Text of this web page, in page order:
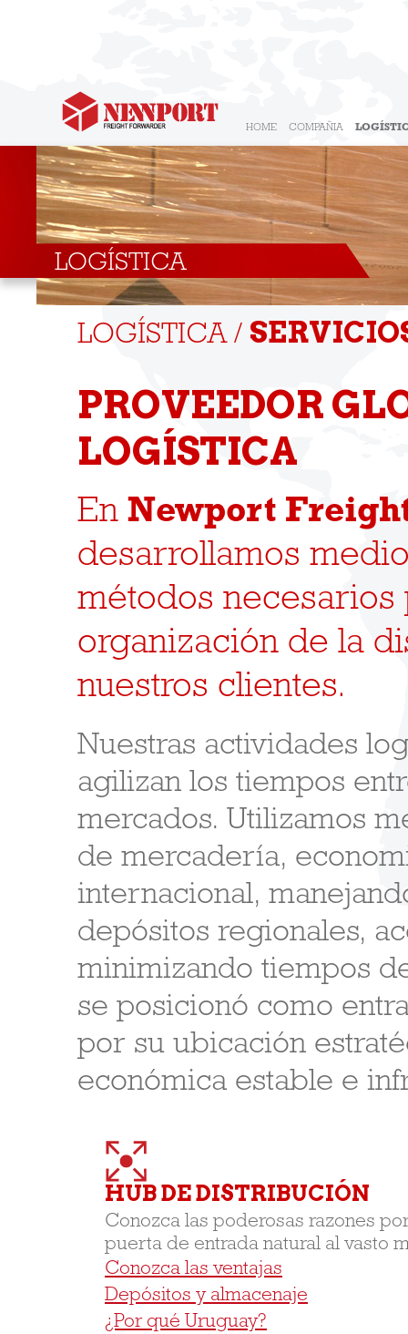
HOME COMPAÑIA
LOGÍSTICA
LOGÍSTICA /
PROVEEDOR
LOGÍSTICA
En Newport
desarrollamos
métodos necesarios
organización de la
nuestros clientes.
Nuestras actividades
agilizan los tiempos
mercados. Utilizamos
de mercadería,
internacional,
depósitos regionales,
minimizando tiempos
se posicionó como
por su ubicación
económica estable e
HUB DE DISTRIBUCIÓN
Conozca las poderosas razones
puerta de entrada natural al vasto
Conozca las ventajas
Depósitos y almacenaje
¿Por qué Uruguay?